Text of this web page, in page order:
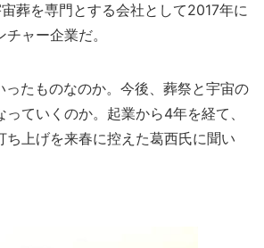
葬を専門とする会社として2017年に
ャー企業だ。
たものなのか。今後、葬祭と宇宙の
ていくのか。起業から4年を経て、
ち上げを来春に控えた葛西氏に聞い